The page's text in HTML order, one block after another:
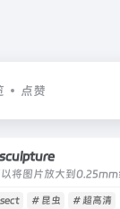
点赞
# 昆虫 # 超高清